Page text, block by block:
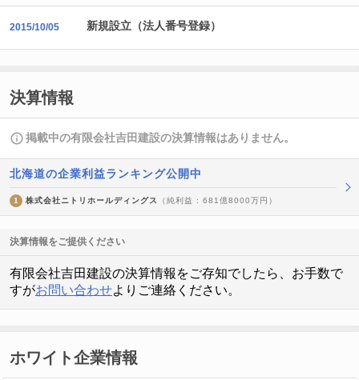
2015/10/05 新規設立（法人番号登録）
決算情報
掲載中の有限会社吉田建設の決算情報はありません。
北海道の企業利益ランキング公開中
1 株式会社ニトリホールディングス （純利益 : 681億8000万円）
決算情報をご提供ください
有限会社吉田建設の決算情報をご存知でしたら、お手数で
すがお問い合わせよりご連絡ください。
ホワイト企業情報